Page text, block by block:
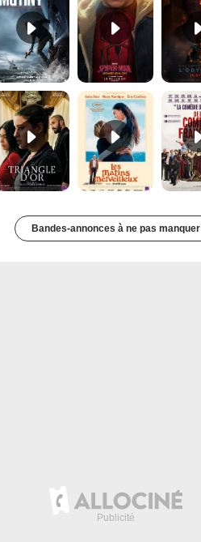
Le Triangle d'or Bande-annonce VF
Bandes-annonces à ne pas manquer